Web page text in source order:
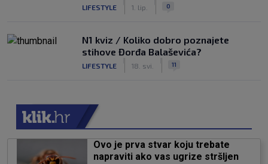
LIFESTYLE 1. lip. 0
N1 kviz / Koliko dobro poznajete
stihove Đorđa Balaševića?
LIFESTYLE 18. svi. 11
Ovo je prva stvar koju trebate
napraviti ako vas ugrize stršljen